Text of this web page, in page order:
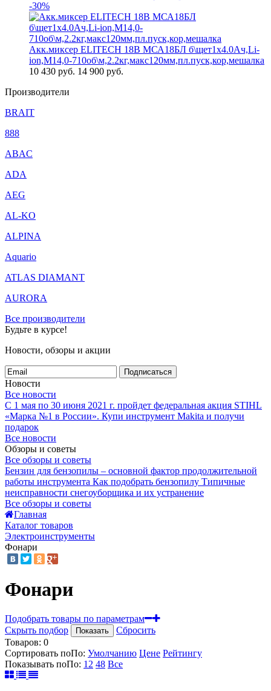
-30%
Акк.миксер ELITECH 18В МСА18БЛ б\щет1х4.0Ач,Li-
ion,М14,0-710об\м,2.2кг,макс120мм,пл.пуск,кор,мешалка
10 430 руб. 14 900 руб.
Производители
BRAIT
888
ABAC
ADA
AEG
AL-KO
ALPINA
Aquario
ATLAS DIAMANT
AURORA
Все производители
Будьте в курсе!
Новости, обзоры и акции
Подписаться
Новости
Все новости
С 1 мая по 30 июня 2021 г. пройдет федеральная акция STIHL
«Марка №1 в России». Купи инструмент Makita и получи
подарок
Все новости
Обзоры и советы
Все обзоры и советы
Бензин для бензопилы – основной фактор продолжительной
работы инструмента Как подобрать бензопилу Типичные
неисправности снегоуборщика и их устранение
Все обзоры и советы
Главная
Каталог товаров
Электроинструменты
Фонари
Фонари
Подобрать товары по параметрам
Скрыть подбор
Показать
Сбросить
Товаров: 0
Сортировать поПо: Умолчанию Цене Рейтингу
Показывать поПо: 12 48 Все